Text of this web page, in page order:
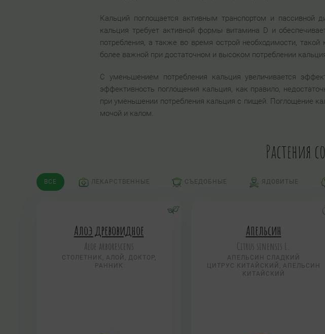
Кальций поглощается активным транспортом и пассивной
кальция требует активной формы витамина D и
потребления, а также во время острой необходимости,
более важной при достаточном и высоком потреблении
С уменьшением потребления кальция увеличивается
эффективность поглощения кальция, как правило,
при уменьшении потребления кальция с пищей. Поглощение
мочой и калом.
Растения
ВСЕ ЛЕКАРСТВЕННЫЕ СЪЕДОБНЫЕ ЯДОВИТЫЕ
Алоэ древовидное
Aloe arborescens
СТОЛЕТНИК, АЛОЙ, ДОКТОР,
РАННИК
Апельсин
Citrus sinensis L.
АПЕЛЬСИН СЛАДКИЙ
ЦИТРУС КИТАЙСКИЙ, АПЕЛЬСИН
КИТАЙСКИЙ